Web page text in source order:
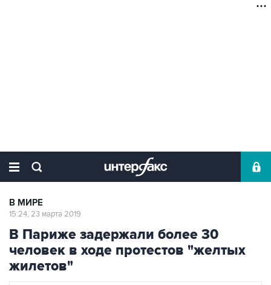
В МИРЕ
15:24, 23 марта 2019
В Париже задержали более 30
человек в ходе протестов "желтых
жилетов"